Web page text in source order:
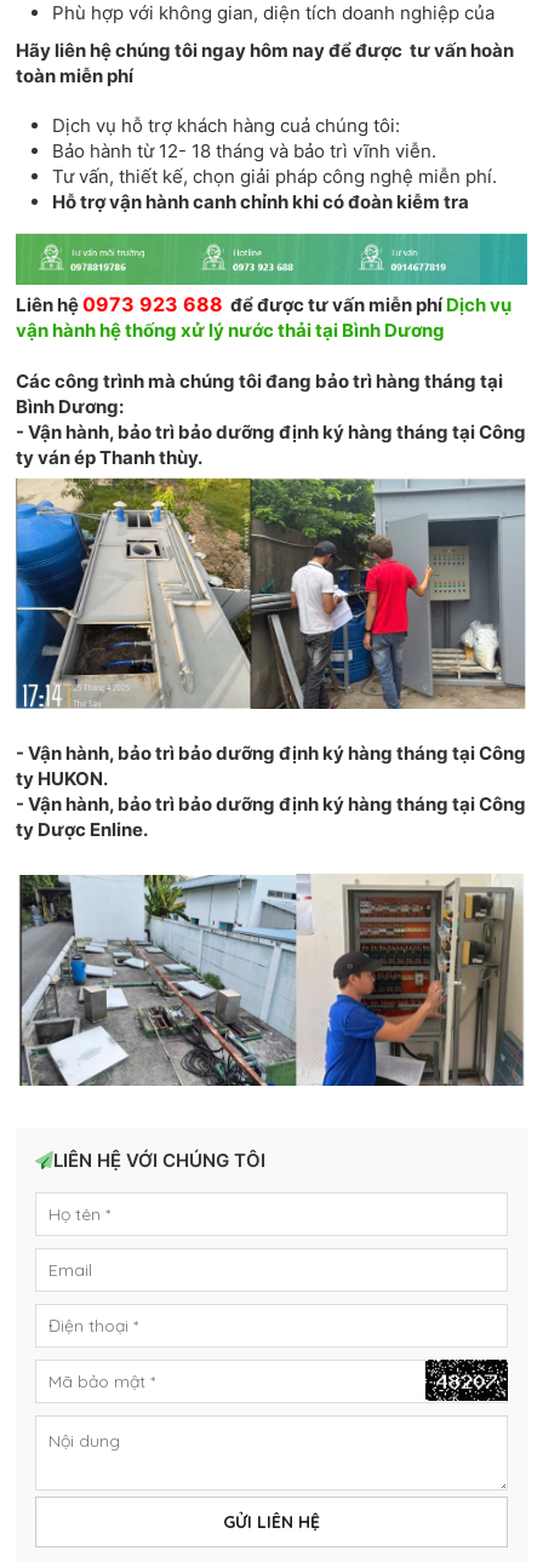
Phù hợp với không gian, diện tích doanh nghiệp của
Hãy liên hệ chúng tôi ngay hôm nay để được tư vấn hoàn
toàn miễn phí
Dịch vụ hỗ trợ khách hàng cuả chúng tôi:
Bảo hành từ 12- 18 tháng và bảo trì vĩnh viễn.
Tư vấn, thiết kế, chọn giải pháp công nghệ miễn phí.
Hỗ trợ vận hành canh chỉnh khi có đoàn kiễm tra
Liên hệ0973 923 688 để được tư vấn miễn phíDịch vụ
vận hành hệ thống xử lý nước thải tại Bình Dương
Các công trình mà chúng tôi đang bảo trì hàng tháng tại
Bình Dương:
- Vận hành, bảo trì bảo dưỡng định ký hàng tháng tại Công
ty ván ép Thanh thùy.
- Vận hành, bảo trì bảo dưỡng định ký hàng tháng tại Công
ty HUKON.
- Vận hành, bảo trì bảo dưỡng định ký hàng tháng tại Công
ty Dược Enline.
LIÊN HỆ VỚI CHÚNG TÔI
GỬI LIÊN HỆ